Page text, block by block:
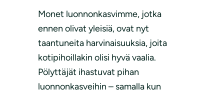
Monet luonnonkasvimme, jotka
ennen olivat yleisiä, ovat nyt
taantuneita harvinaisuuksia, joita
kotipihoillakin olisi hyvä vaalia.
Pölyttäjät ihastuvat pihan
luonnonkasveihin – samalla kun